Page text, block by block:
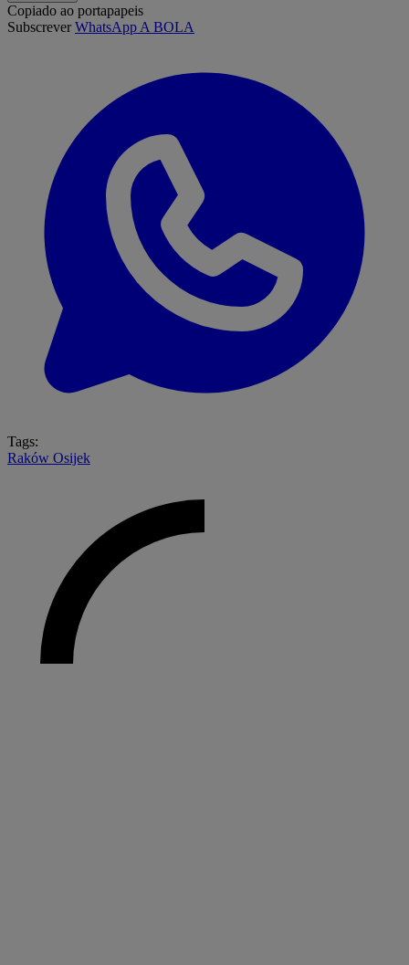
Copiado ao portapapeis
SubscreverWhatsApp A BOLA
Tags:
Raków Osijek